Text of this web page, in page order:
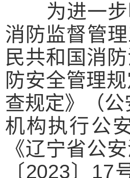
为进一步
消防监督管
民共和国消
防安全管理
查规定》（
机构执行公
《辽宁省公
〔2023〕17